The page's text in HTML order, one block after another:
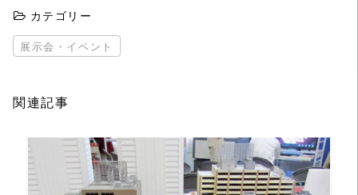
カテゴリー
展示会・イベント
関連記事